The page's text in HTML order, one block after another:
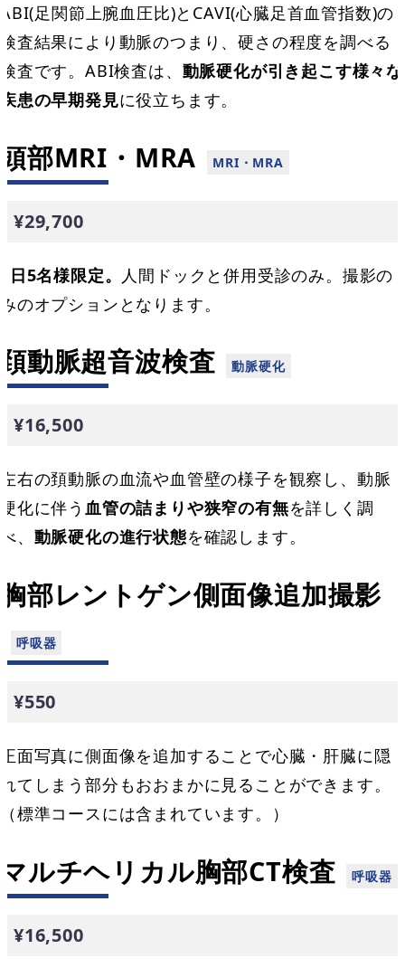
ABI(足関節上腕血圧比)とCAVI(心臓足首血管指数)の
検査結果により動脈のつまり、硬さの程度を調べる
検査です。ABI検査は、 動脈硬化が引き起こす様々な
疾患の早期発見に役立ちます。
頭部MRI・MRA
¥29,700
1日5名様限定。
人間ドックと併用受診のみ。撮影の
みのオプションとなります。
頚動脈超音波検査
¥16,500
左右の頚動脈の血流や血管壁の様子を観察し、動脈
硬化に伴う 血管の詰まりや狭窄の有無を詳しく調
べ、 動脈硬化の進行状態を確認します。
胸部レントゲン側面像追加撮影
¥550
正面写真に側面像を追加することで心臓・肝臓に隠
れてしまう部分もおおまかに見ることができます。
（標準コースには含まれています。）
マルチヘリカル胸部CT検査
¥16,500